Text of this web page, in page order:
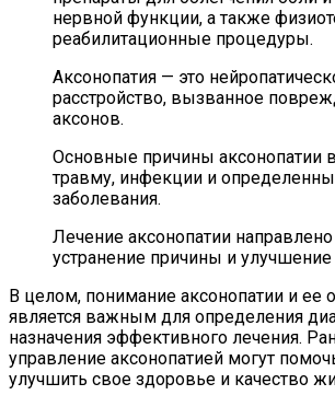
нервной функции, а также
реабилитационные процедуры.
Аксонопатия — это
расстройство, вызванное
аксонов.
Основные причины аксонопатии
травму, инфекции и
заболевания.
Лечение аксонопатии
устранение причины и
В целом, понимание аксонопатии и ее
является важным для определения
назначения эффективного лечения.
управление аксонопатией могут
улучшить свое здоровье и качество